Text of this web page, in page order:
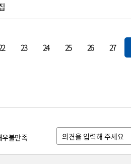
23 24 25 26 27
우불만족